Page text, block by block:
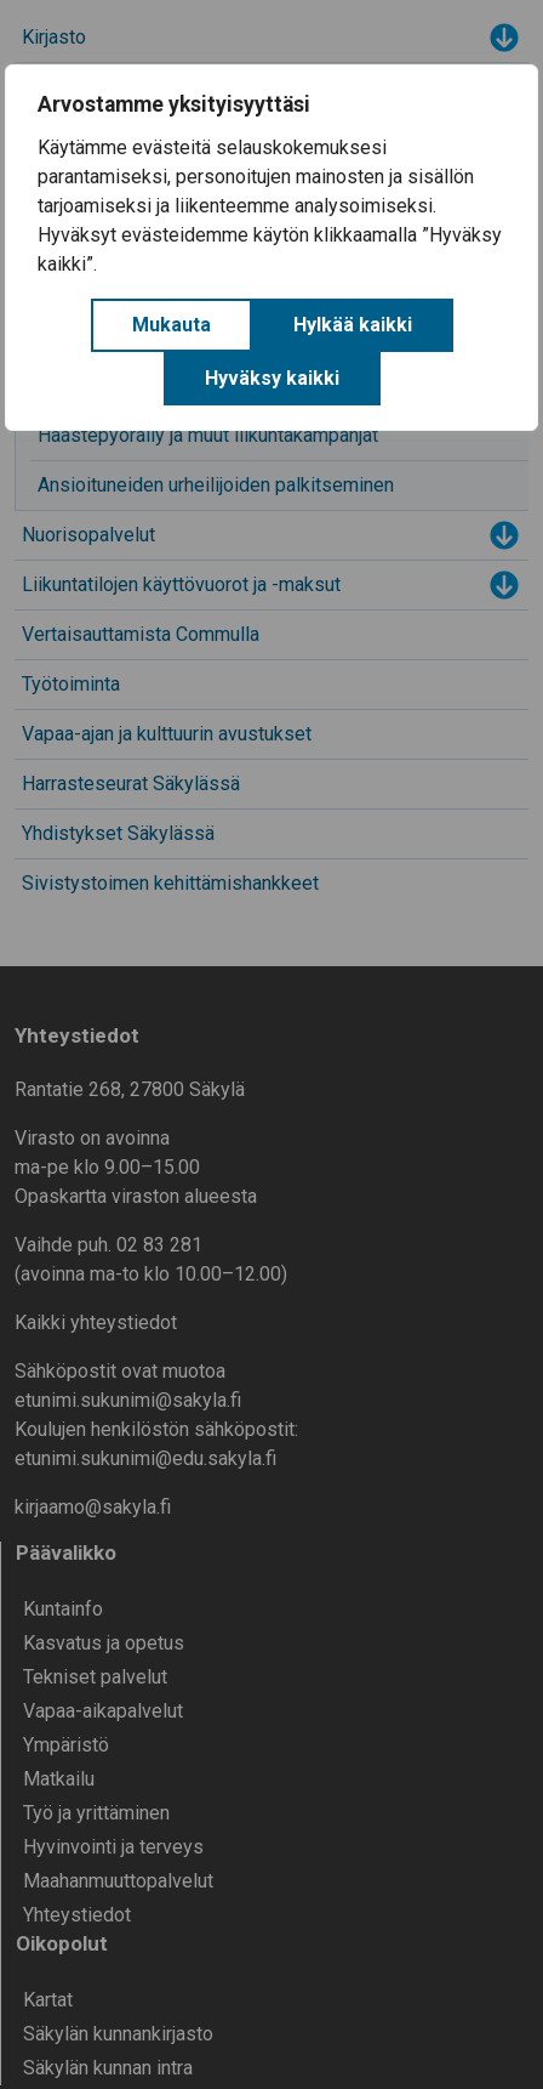
Arvostamme yksityisyyttäsi
Käytämme evästeitä selauskokemuksesi
parantamiseksi, personoitujen mainosten ja sisällön
tarjoamiseksi ja liikenteemme analysoimiseksi.
Hyväksyt evästeidemme käytön klikkaamalla ”Hyväksy
kaikki”.
Mukauta Hylkää kaikki
Hyväksy kaikki
Kirjasto
Liikuntapalvelut
Liikunta-alueet ja toiminta
Liikuntatilojen varauskalenteri Timle
Haastepyöräily ja muut liikuntakampanjat
Ansioituneiden urheilijoiden palkitseminen
Nuorisopalvelut
Liikuntatilojen käyttövuorot ja -maksut
Vertaisauttamista Commulla
Työtoiminta
Vapaa-ajan ja kulttuurin avustukset
Harrasteseurat Säkylässä
Yhdistykset Säkylässä
Sivistystoimen kehittämishankkeet
Yhteystiedot
Rantatie 268, 27800 Säkylä
Virasto on avoinna
ma-pe klo 9.00–15.00
Opaskartta viraston alueesta
Vaihde puh. 02 83 281
(avoinna ma-to klo 10.00–12.00)
Kaikki yhteystiedot
Sähköpostit ovat muotoa
etunimi.sukunimi@sakyla.fi
Koulujen henkilöstön sähköpostit:
etunimi.sukunimi@edu.sakyla.fi
kirjaamo@sakyla.fi
Päävalikko
Kunta­info
Kasvatus ja opetus
Tekniset palvelut
Vapaa-aika­palvelut
Ympä­ristö
Mat­kailu
Työ ja yrittä­minen
Hyvinvointi ja terveys
Maahanmuuttopalvelut
Yhteystiedot
Oikopolut
Kartat
Säkylän kunnankirjasto
Säkylän kunnan intra